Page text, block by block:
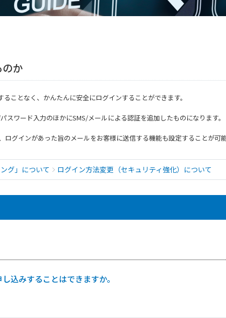
か
ことなく、かんたんに安全にログインすることができます。
ワード入力のほかにSMS/メールによる認証を追加したものになります。
グインがあった旨のメールをお客様に送信する機能も設定することが可
グ」について ログイン方法変更（セキュリティ強化）について
込みすることはできますか｡